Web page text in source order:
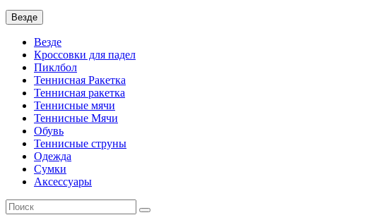
Везде
Везде
Кроссовки для падел
Пиклбол
Теннисная Ракетка
Теннисная ракетка
Теннисные мячи
Теннисные Мячи
Обувь
Теннисные струны
Одежда
Сумки
Аксессуары